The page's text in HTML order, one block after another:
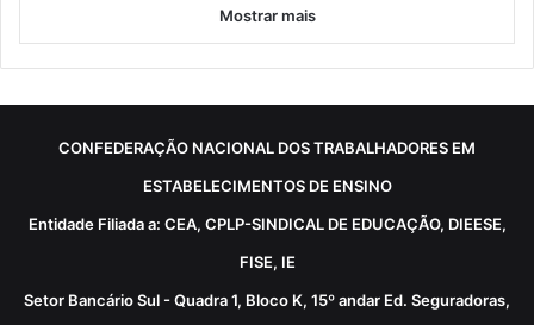
Mostrar mais
CONFEDERAÇÃO NACIONAL DOS TRABALHADORES EM
ESTABELECIMENTOS DE ENSINO
Entidade Filiada a: CEA, CPLP-SINDICAL DE EDUCAÇÃO, DIEESE,
FISE, IE
Setor Bancário Sul - Quadra 1, Bloco K, 15º andar Ed. Seguradoras,